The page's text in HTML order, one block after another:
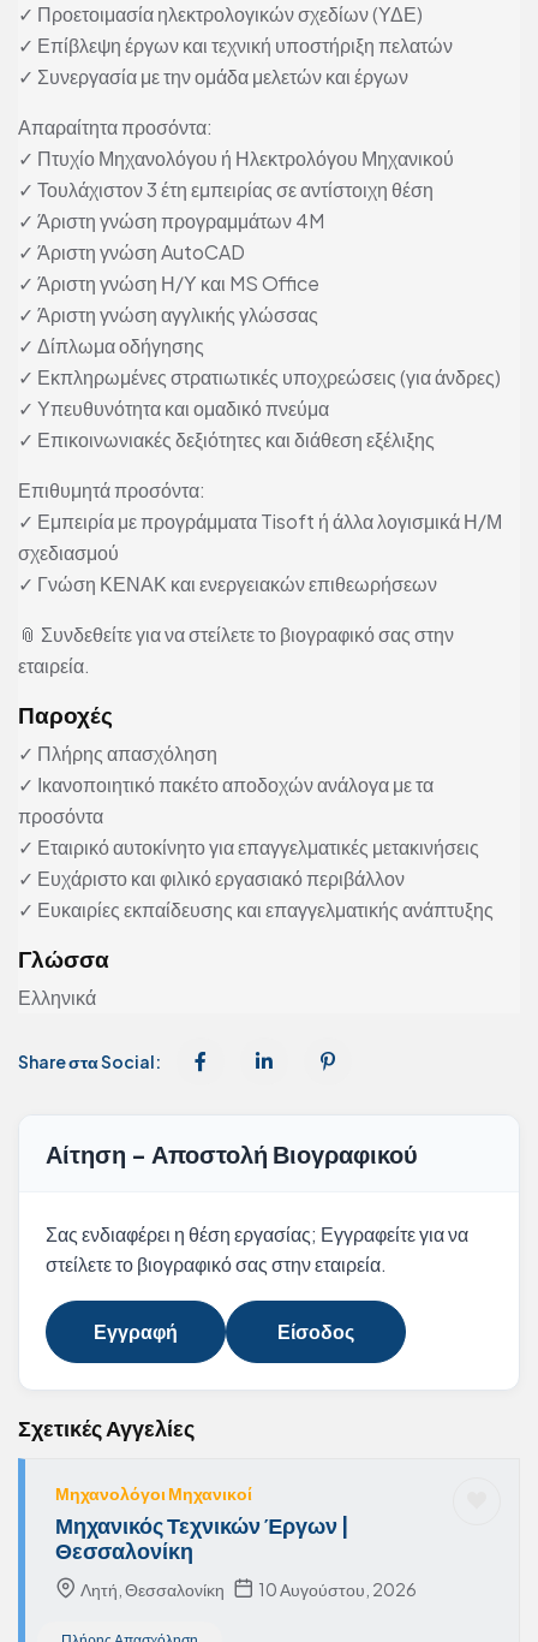
✓ Προετοιμασία ηλεκτρολογικών σχεδίων (ΥΔΕ)
✓ Επίβλεψη έργων και τεχνική υποστήριξη πελατών
✓ Συνεργασία με την ομάδα μελετών και έργων
Απαραίτητα προσόντα:
✓ Πτυχίο Μηχανολόγου ή Ηλεκτρολόγου Μηχανικού
✓ Τουλάχιστον 3 έτη εμπειρίας σε αντίστοιχη θέση
✓ Άριστη γνώση προγραμμάτων 4M
✓ Άριστη γνώση AutoCAD
✓ Άριστη γνώση Η/Υ και MS Office
✓ Άριστη γνώση αγγλικής γλώσσας
✓ Δίπλωμα οδήγησης
✓ Εκπληρωμένες στρατιωτικές υποχρεώσεις (για άνδρες)
✓ Υπευθυνότητα και ομαδικό πνεύμα
✓ Επικοινωνιακές δεξιότητες και διάθεση εξέλιξης
Επιθυμητά προσόντα:
✓ Εμπειρία με προγράμματα Tisoft ή άλλα λογισμικά Η/Μ
σχεδιασμού
✓ Γνώση ΚΕΝΑΚ και ενεργειακών επιθεωρήσεων
📎 Συνδεθείτε για να στείλετε το βιογραφικό σας στην
εταιρεία.
Παροχές
✓ Πλήρης απασχόληση
✓ Ικανοποιητικό πακέτο αποδοχών ανάλογα με τα
προσόντα
✓ Εταιρικό αυτοκίνητο για επαγγελματικές μετακινήσεις
✓ Ευχάριστο και φιλικό εργασιακό περιβάλλον
✓ Ευκαιρίες εκπαίδευσης και επαγγελματικής ανάπτυξης
Γλώσσα
Ελληνικά
Share στα Social:
Αίτηση - Αποστολή Βιογραφικού
Σας ενδιαφέρει η θέση εργασίας; Εγγραφείτε για να
στείλετε το βιογραφικό σας στην εταιρεία.
Εγγραφή Είσοδος
Σχετικές Αγγελίες
Μηχανολόγοι Μηχανικοί
Μηχανικός Τεχνικών Έργων |
Θεσσαλονίκη
Λητή, Θεσσαλονίκη 10 Αυγούστου, 2026